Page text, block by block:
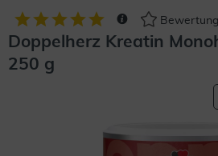
Doppelherz Kreatin
250 g